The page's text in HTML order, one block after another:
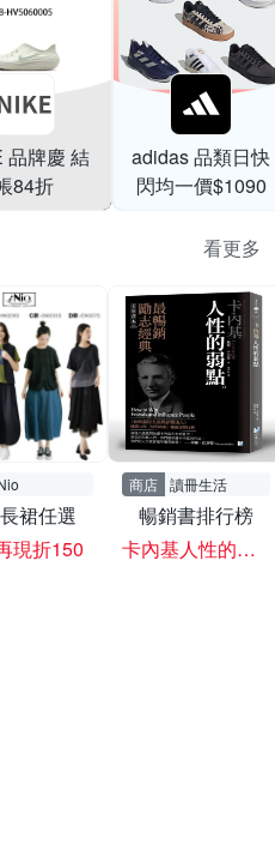
品牌慶 結
84折
adidas 品類日快
閃均一價$1090
看更多
裙任選
現折150
商店 讀冊生活
暢銷書排行榜
卡內基人性的弱點